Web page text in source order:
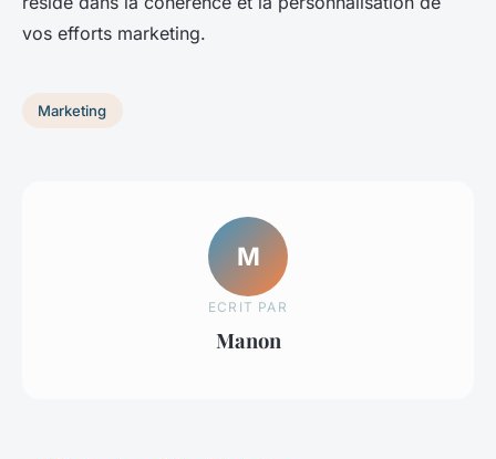
vos efforts marketing.
Marketing
M
ECRIT PAR
Manon